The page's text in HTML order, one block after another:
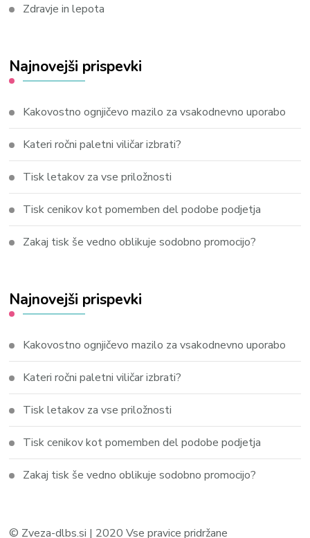
Zdravje in lepota
Najnovejši prispevki
Kakovostno ognjičevo mazilo za vsakodnevno uporabo
Kateri ročni paletni viličar izbrati?
Tisk letakov za vse priložnosti
Tisk cenikov kot pomemben del podobe podjetja
Zakaj tisk še vedno oblikuje sodobno promocijo?
Najnovejši prispevki
Kakovostno ognjičevo mazilo za vsakodnevno uporabo
Kateri ročni paletni viličar izbrati?
Tisk letakov za vse priložnosti
Tisk cenikov kot pomemben del podobe podjetja
Zakaj tisk še vedno oblikuje sodobno promocijo?
© Zveza-dlbs.si | 2020 Vse pravice pridržane